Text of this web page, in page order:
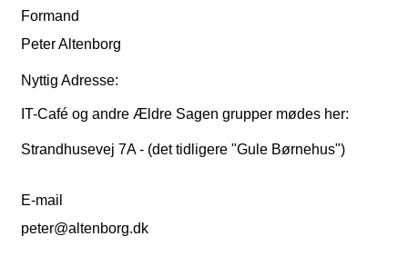
Formand
Peter Altenborg
Nyttig Adresse:
IT-Café og andre Ældre Sagen grupper mødes her:
Strandhusevej 7A - (det tidligere "Gule Børnehus")
E-mail
peter@altenborg.dk